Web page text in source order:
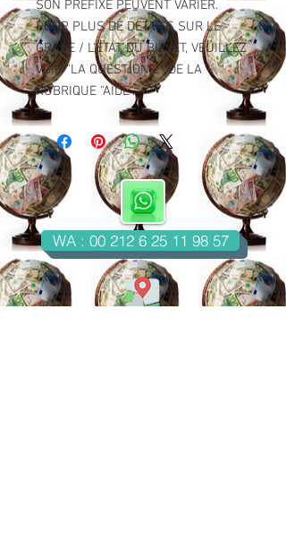
SON PREFIXE PEUVENT VARIER.
POUR PLUS DE DETAILS SUR LE
GRADE / L'ETAT DU BILLET, VEUILLEZ
VOIR "LA QUESTION 2" DE LA
RUBRIQUE "AIDE".
WA : 00 212 6 25 11 98 57